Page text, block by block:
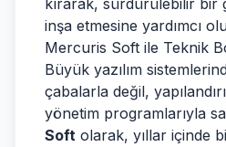
kırarak, sürdürülebilir bir
inşa etmesine yardımcı
Mercuris Soft ile Teknik
Büyük yazılım
çabalarla değil,
yönetim programlarıyla
Soft olarak, yıllar içinde